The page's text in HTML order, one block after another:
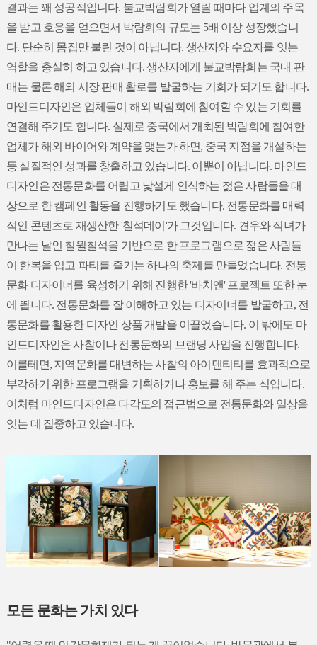
결과는 꽤 성공적입니다. 불교박람회가 열릴 때마다 업계의 주목
을 받고 호응을 얻으면서 박람회의 규모는 5배 이상 성장했습니
다. 단순히 몸집만 불린 것이 아닙니다. 생산자와 수요자를 잇는
역할을 충실히 하고 있습니다. 생산자에게 불교박람회는 국내 판
매는 물론 해외 시장 판매 활로를 발굴하는 기회가 되기도 합니다.
마인드디자인은 업체들이 해외 박람회에 참여할 수 있는 기회를
연결해 주기도 합니다. 실제로 중국에서 개최된 박람회에 참여한
업체가 해외 바이어와 계약을 맺는가 하면, 중국 지점을 개설하는
등 실질적인 성과를 창출하고 있습니다. 이뿐이 아닙니다. 마인드
디자인은 전통문화를 어렵고 낯설게 인식하는 젊은 사람들을 대
상으로 한 캠페인 활동을 진행하기도 했습니다. 전통문화를 매력
적인 콘텐츠로 재생산한 '칠석데이'가 그것입니다. 견우와 직녀가
만나는 날인 칠월칠석을 기반으로 한 프로그램으로 젊은 사람들
이 한복을 입고 파티를 즐기는 하나의 축제를 만들었습니다. 전통
문화 디자이너를 육성하기 위해 진행한 '바치앤' 프로젝트 또한 눈
에 띕니다. 전통문화를 잘 이해하고 있는 디자이너를 발굴하고, 전
통문화를 활용한 디자인 상품 개발을 이끌었습니다. 이 밖에도 마
인드디자인은 사찰이나 전통문화의 브랜딩 사업을 진행합니다.
이를테면, 지역문화를 대변하는 사찰의 아이덴티티를 효과적으로
부각하기 위한 프로그램을 기획하거나 홍보를 해 주는 식입니다.
이처럼 마인드디자인은 다각도의 접근법으로 전통문화와 일상을
잇는 데 집중하고 있습니다.
모든 문화는 가치 있다